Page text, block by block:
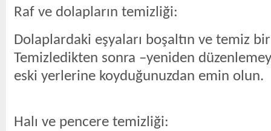
Raf ve dolapların temizliği:
Dolaplardaki eşyaları boşaltın ve temiz
Temizledikten sonra –yeniden
eski yerlerine koyduğunuzdan emin olun.
Halı ve pencere temizliği: